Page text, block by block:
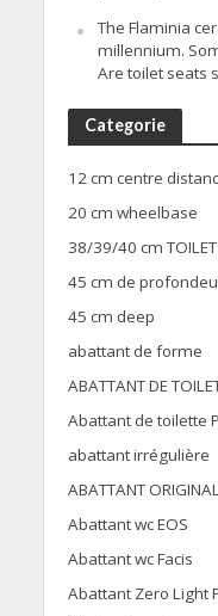
The Flaminia
millennium.
Are toilet seats
Categorie
12 cm centre
20 cm wheelbase
38/39/40 cm TOILET
45 cm de
45 cm deep
abattant de forme
ABATTANT DE
Abattant de toilette
abattant irrégulière
ABATTANT
Abattant wc EOS
Abattant wc Facis
Abattant Zero Light